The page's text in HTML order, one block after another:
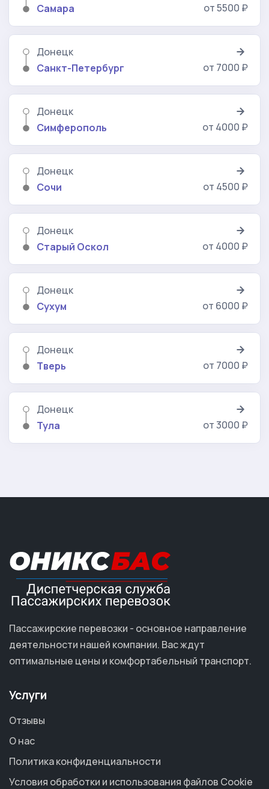
Самара
от 5500 ₽
Донецк
Санкт-Петербург
от 7000 ₽
Донецк
Симферополь
от 4000 ₽
Донецк
Сочи
от 4500 ₽
Донецк
Старый Оскол
от 4000 ₽
Донецк
Сухум
от 6000 ₽
Донецк
Тверь
от 7000 ₽
Донецк
Тула
от 3000 ₽
Пассажирские перевозки - основное направление
деятельности нашей компании. Вас ждут
оптимальные цены и комфортабельный транспорт.
Услуги
Отзывы
О нас
Политика конфиденциальности
Условия обработки и использования файлов Cookie